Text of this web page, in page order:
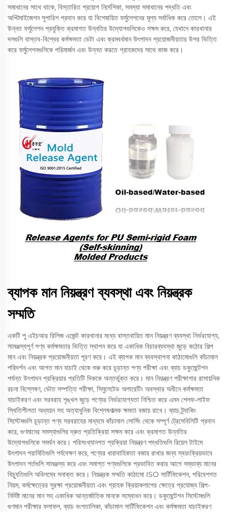
সমাধানের সাথে থাকে, বিস্তারিত প্রয়োগ নির্দেশিকা, সমস্যা সমাধানের পদ্ধতি এবং
অপ্টিমাইজেশন সুপারিশ প্রদান করে যা বিশেষায়িত ফর্মুলেশনের মূল্য সর্বাধিক করে তোলে। এই
উন্নত ফর্মুলেশন প্রযুক্তি ক্রমাগত উন্নতির উদ্যোগগুলিকেও সক্ষম করে, যেখানে কারখানার
দলগুলি বাস্তব-বিশ্বের কর্মক্ষমতা ডেটা এবং ক্রমবর্ধমান উৎপাদন প্রয়োজনীয়তার উপর ভিত্তি
করে ফর্মুলেশনগুলিকে পরিমার্জন এবং উন্নত করতে গ্রাহকদের সাথে কাজ করে।
ব্যাপক মান নিয়ন্ত্রণ ব্যবস্থা এবং নিয়ন্ত্রক
সম্মতি
একটি পু এইচআর রিলিজ এজেন্ট কারখানার মধ্যে বাস্তবায়িত মান নিয়ন্ত্রণ ব্যবস্থা নির্ভরযোগ্য,
সামঞ্জস্যপূর্ণ পণ্য কর্মক্ষমতার ভিত্তি স্থাপন করে যা একাধিক বিচারব্যবস্থা জুড়ে কঠোর শিল্প
মান এবং নিয়ন্ত্রক প্রয়োজনীয়তা পূরণ করে। এই ব্যাপক মান ব্যবস্থাপনা কাঠামোগুলি কাঁচামাল
পরিদর্শন এবং আগত মান যাচাই থেকে শুরু করে চূড়ান্ত পণ্য পরীক্ষা এবং ব্যাচ ডকুমেন্টেশন
পর্যন্ত উৎপাদন প্রক্রিয়ার প্রতিটি দিককে অন্তর্ভুক্ত করে। মান নিয়ন্ত্রণ পরীক্ষাগার রাসায়নিক
রচনা বিশ্লেষণ, ভৌত সম্পত্তি পরীক্ষা, সিমুলেটেড অপারেটিং অবস্থার অধীনে কর্মক্ষমতা
যাচাইকরণ এবং সরবরাহ শৃঙ্খল জুড়ে পণ্যের নির্ভরযোগ্যতা নিশ্চিত করে এমন শেলফ-লাইফ
স্থিতিশীলতা অধ্যয়ন সহ অত্যাধুনিক বিশ্লেষণাত্মক ক্ষমতা বজায় রাখে। ব্যাচ ট্র্যাকিং
সিস্টেমগুলি চূড়ান্ত পণ্য সরবরাহের মাধ্যমে কাঁচামাল সোর্সিং থেকে সম্পূর্ণ ট্রেসেবিলিটি প্রদান
করে, গুণমানের সমস্যাগুলির দ্রুত প্রতিক্রিয়া সক্ষম করে এবং ক্রমাগত উন্নতির
উদ্যোগগুলিকে সমর্থন করে। পরিসংখ্যানগত প্রক্রিয়া নিয়ন্ত্রণ পদ্ধতিগুলি রিয়েল টাইমে
উৎপাদন পরামিতিগুলি পর্যবেক্ষণ করে, পণ্যের ধারাবাহিকতা বজায় রাখার জন্য স্বয়ংক্রিয়ভাবে
উৎপাদন শর্তগুলি সামঞ্জস্য করে এবং সমাপ্ত পণ্যগুলিকে প্রভাবিত করার আগে সম্ভাব্য মানের
বিচ্যুতিগুলি অবিলম্বে সনাক্ত করে। নিয়ন্ত্রক সম্মতি কাঠামো ISO সার্টিফিকেশন, পরিবেশগত
নিয়ম, কর্মক্ষেত্রের সুরক্ষা প্রয়োজনীয়তা এবং গ্রাহক ক্রিয়াকলাপের ক্ষেত্রে প্রযোজ্য শিল্প-
নির্দিষ্ট মানের মান সহ একাধিক আন্তর্জাতিক মানকে সম্বোধন করে। ডকুমেন্টেশন সিস্টেমগুলি
গুণমান পরীক্ষার ফলাফল, ব্যাচ বংশতালিকা, কাঁচামাল সার্টিফিকেশন এবং কর্মক্ষমতা যাচাইকরণ